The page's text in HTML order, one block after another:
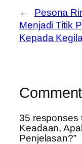
←
Pesona
Menjadi Titik
Kepada
35 responses
Keadaan,
Penjelasan?”